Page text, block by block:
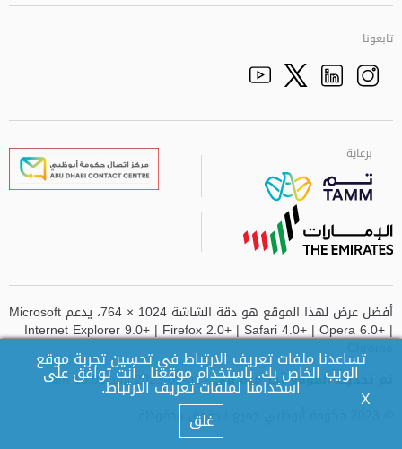
تابعونا
Facebook
Instagramالذهاب الى تم
Twitter
Youtube
برعاية
برعاية
برعاية
برعاية
أفضل عرض لهذا الموقع هو دقة الشاشة 1024 × 764، يدعم Microsoft
Internet Explorer 9.0+ | Firefox 2.0+ | Safari 4.0+ | Opera 6.0+ |
Chrome
تم تحديث الموقع آخر مرة في- 01-09-2023 وقت10:08 am
X
تساعدنا ملفات تعريف الارتباط في تحسين تجربة موقع
الويب الخاص بك. باستخدام موقعنا ، أنت توافق على
اسخدامنا لملفات تعريف الارتباط.
غلق